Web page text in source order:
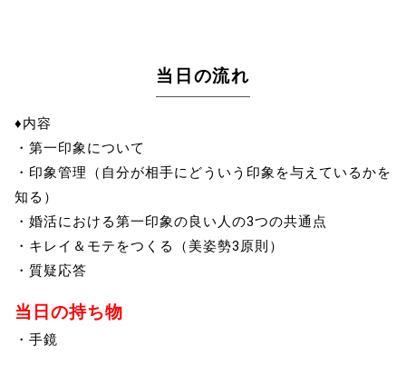
当日の流れ
♦内容
・第一印象について
・印象管理（自分が相手にどういう印象を与えているかを
知る）
・婚活における第一印象の良い人の3つの共通点
・キレイ＆モテをつくる（美姿勢3原則）
・質疑応答
当日の持ち物
・手鏡